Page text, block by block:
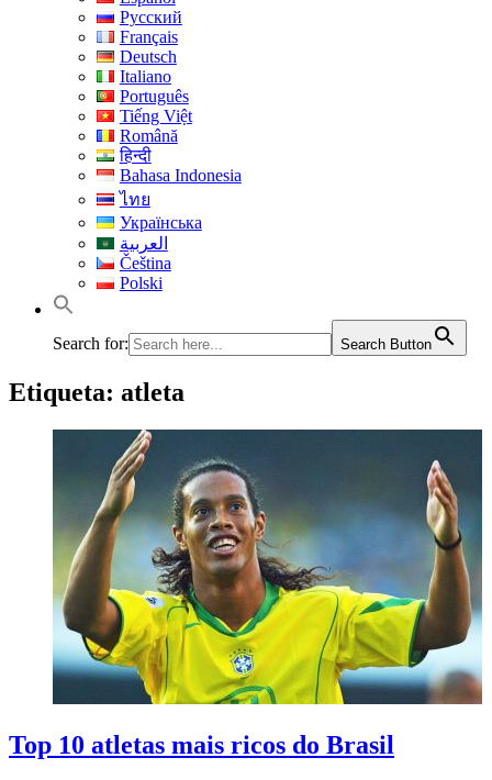
Русский
Français
Deutsch
Italiano
Português
Tiếng Việt
Română
हिन्दी
Bahasa Indonesia
ไทย
Українська
العربية
Čeština
Polski
Search for: Search Button
Etiqueta: atleta
Top 10 atletas mais ricos do Brasil